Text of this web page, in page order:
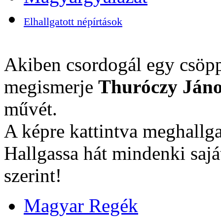
Elhallgatott népírtások
Akiben csordogál egy
megismerje Thuróczy
művét.
A képre kattintva
Hallgassa hát mindenki
szerint!
Magyar Regék